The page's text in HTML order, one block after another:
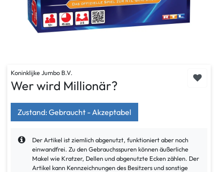
Koninklijke Jumbo B.V.
Wer wird Millionär?
Zustand: Gebraucht - Akzeptabel
Der Artikel ist ziemlich abgenutzt, funktioniert aber noch
einwandfrei. Zu den Gebrauchsspuren können äußerliche
Makel wie Kratzer, Dellen und abgenutzte Ecken zählen. Der
Artikel kann Kennzeichnungen des Besitzers und sonstige